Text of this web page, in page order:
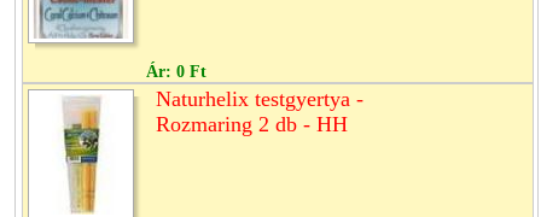
Ár: 0 Ft
Naturhelix testgyertya -
Rozmaring 2 db - HH